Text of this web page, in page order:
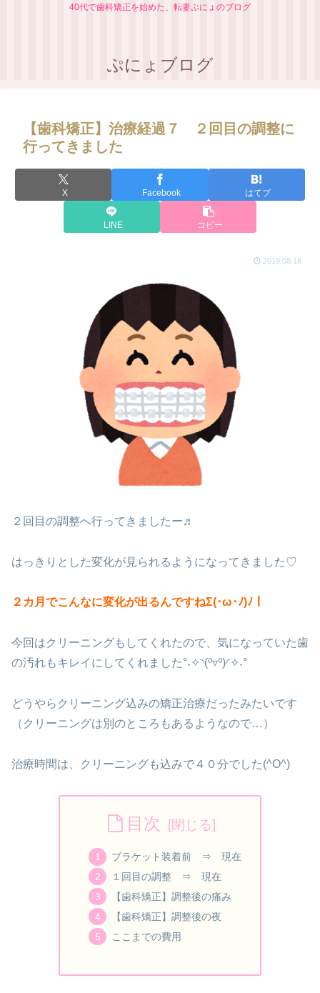
40代で歯科矯正を始めた、転妻ぷにょのブログ
ぷにょブログ
【歯科矯正】治療経過７ ２回目の調整に
行ってきました
X Facebook はてブ
LINE コピー
2019.08.18
２回目の調整へ行ってきましたー♬
はっきりとした変化が見られるようになってきました♡
２カ月でこんなに変化が出るんですねΣ(･ω･ﾉ)ﾉ！
今回はクリーニングもしてくれたので、気になっていた歯
の汚れもキレイにしてくれました°˖✧◝(⁰▿⁰)◜✧˖°
どうやらクリーニング込みの矯正治療だったみたいです
（クリーニングは別のところもあるようなので…）
治療時間は、クリーニングも込みで４０分でした(^O^)
目次
ブラケット装着前 ⇒ 現在
１回目の調整 ⇒ 現在
【歯科矯正】調整後の痛み
【歯科矯正】調整後の夜
ここまでの費用